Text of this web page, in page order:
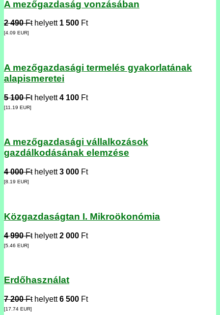
A mezőgazdaság vonzásában
2 490 Fthelyett 1 500 Ft
[4.09 EUR]
A mezőgazdasági termelés gyakorlatának
alapismeretei
5 100 Fthelyett4 100 Ft
[11.19 EUR]
A mezőgazdasági vállalkozások
gazdálkodásának elemzése
4 000 Fthelyett3 000 Ft
[8.19 EUR]
Közgazdaságtan I. Mikroökonómia
4 990 Fthelyett2 000 Ft
[5.46 EUR]
Erdőhasználat
7 200 Fthelyett6 500 Ft
[17.74 EUR]